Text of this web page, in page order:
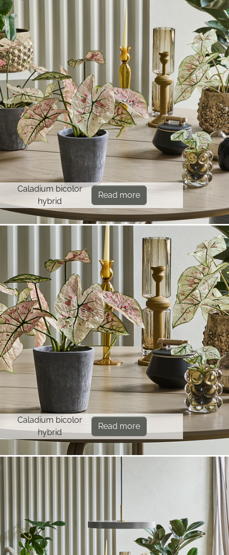
Caladium bicolor
hybrid
Read more
Caladium bicolor
hybrid
Read more